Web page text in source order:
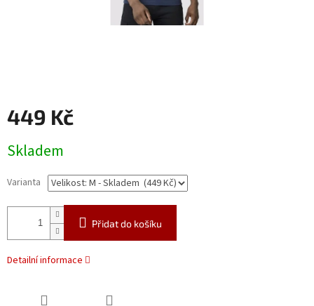
449 Kč
cena:
Skladem
Varianta
Přidat do košíku
Detailní informace